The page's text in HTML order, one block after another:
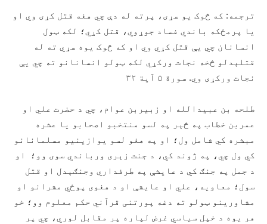
ترجمه: که څوک یو سړی، پرته له دې چي هغه قتل کړی وي او
یا پرمځکه باندي فساد جوړوي، قتل کړي؛ لکه ټول
انسانان چي یې قتل کړي وي او که څوک یوه سړي ته له
قتلېدلو څخه نجات ورکړي لکه ټولو انسانانو ته چي یې
نجات ورکړی وي. سورة ۵ آیة ۳۲
طلحه بن عبیدالله او زبیربن عوام، چي د حضرت علي او
عمربن خطاب په څېر په لسو منتخبو اصحابو یا عشره
مبشره کي شامل ول؛ او په هغو لسو یوازینیو مسلمانانو
کي ول چي، په ژوند کي، د جنت زېری ورباندي سوی وو؛ او
د جمل په جنګ کي د عایشې په طرفداري وجنګېدل او قتل
سول؛ معاویه، علي او عایشې او د هغوی پوځي مشرانو او
مشاورینو ټولو ته دغه پورتنی قرآني حکم معلوم وو؛ خو
هر یوه د خپل سیاسي غرض لپاره پر مقابل لوري، چي پر